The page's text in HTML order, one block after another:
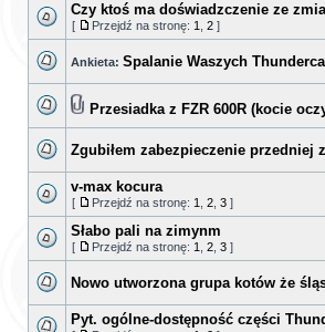
Czy ktoś ma doświadzczenie ze
[ Przejdź na stronę: 1 2 ]
Ankieta: Spalanie Waszych
Przesiadka z FZR 600R (kocie
Zgubiłem zabezpieczenie przedniej
v-max kocura
[ Przejdź na stronę: 1 2 3 ]
Słabo pali na zimynm
[ Przejdź na stronę: 1 2 3 ]
Nowo utworzona grupa kotów że
Pyt. ogólne-dostępność części